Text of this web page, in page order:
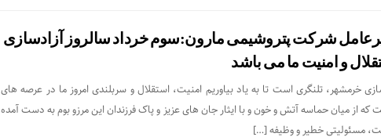
شرکت پتروشیمی مارون:سوم خرداد سالروز آزادسازی
و امنیت ما می باشد
خرمشهر، تلنگری است تا به یاد بیاوریم امنیت، استقلال و سربلندی امروز ما در عرصه های
که از میان حماسه آتش و خون و با ایثار جان های عزیز و پاک فرزندان این مرزو بوم به دست آمده
مسئولیتی خطیر و وظیفه […]